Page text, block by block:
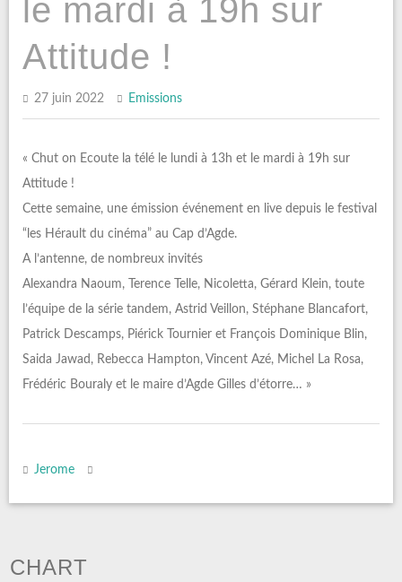
le mardi à 19h sur
Attitude !
27 juin 2022 Emissions
« Chut on Ecoute la télé le lundi à 13h et le mardi à 19h sur
Attitude !
Cette semaine, une émission événement en live depuis le festival
“les Hérault du cinéma” au Cap d’Agde.
A l’antenne, de nombreux invités
Alexandra Naoum, Terence Telle, Nicoletta, Gérard Klein, toute
l’équipe de la série tandem, Astrid Veillon, Stéphane Blancafort,
Patrick Descamps, Piérick Tournier et François Dominique Blin,
Saida Jawad, Rebecca Hampton, Vincent Azé, Michel La Rosa,
Frédéric Bouraly et le maire d’Agde Gilles d’étorre… »
Jerome
CHART